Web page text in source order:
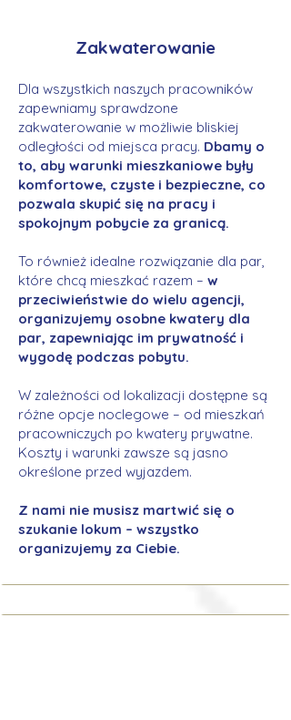
Zakwaterowanie
Dla wszystkich naszych pracowników
zapewniamy sprawdzone
zakwaterowanie w możliwie bliskiej
odległości od miejsca pracy. Dbamy o
to, aby warunki mieszkaniowe były
komfortowe, czyste i bezpieczne, co
pozwala skupić się na pracy i
spokojnym pobycie za granicą.
To również idealne rozwiązanie dla par,
które chcą mieszkać razem – w
przeciwieństwie do wielu agencji,
organizujemy osobne kwatery dla
par, zapewniając im prywatność i
wygodę podczas pobytu.
W zależności od lokalizacji dostępne są
różne opcje noclegowe – od mieszkań
pracowniczych po kwatery prywatne.
Koszty i warunki zawsze są jasno
określone przed wyjazdem.
Z nami nie musisz martwić się o
szukanie lokum – wszystko
organizujemy za Ciebie.